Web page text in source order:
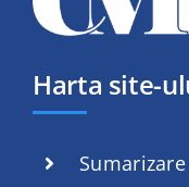
Harta site-
Sumarizare